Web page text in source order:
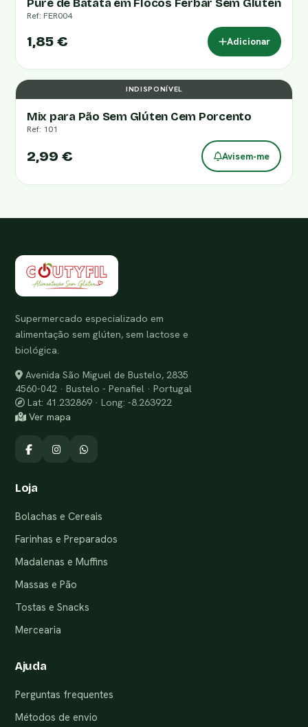
Puré de Batata em Flocos Ferbar Sem Glúten
Ref: FER004
1,85 € Adicionar
INDISPONÍVEL
Mix para Pão Sem Glúten Cem Porcento
Ref: 101
2,99 € Avisem-me
Supermercado especializado em
alimentação sem glúten, sem lactose e
biológica.
Avenida São Miguel de Bustelo, 2835
4560-042 · Bustelo - Penafiel · Portugal
Lat: 41.232869 · Long: -8.263922
Ver mapa
Loja
Bolachas e Cereais
Farinhas e Preparados
Madalenas e Muffins
Massas e Pão
Tostas e Snacks
Mercearia
Ajuda
Perguntas frequentes
Métodos de envio